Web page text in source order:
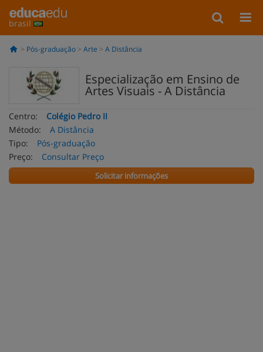
brasil
Pós-graduação Arte A Distância
Especialização em Ensino de
Artes Visuais - A Distância
Centro:
Colégio Pedro II
Método:
A Distância
Tipo:
Pós-graduação
Preço:
Consultar Preço
Solicitar informações